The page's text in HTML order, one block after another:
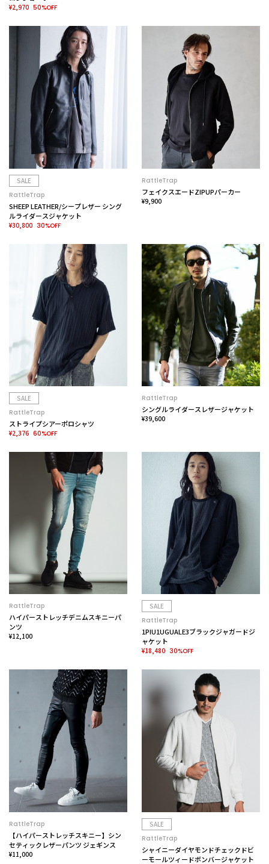
¥2,970 50%OFF
SALE
RattleTrap
SHEEP LEATHER/シープレザー シング
ルライダースジャケット
¥30,800 30%OFF
RattleTrap
フェイクスエードZIPUPパーカー
¥9,900
SALE
RattleTrap
ストライプシアーポロシャツ
¥2,376 60%OFF
RattleTrap
シングルライダースレザージャケット
¥39,600
RattleTrap
ハイパーストレッチデニムスキニーパ
ンツ
¥12,100
SALE
RattleTrap
1PIU1UGUALE3ブラックジャガードジ
ャケット
¥18,480 30%OFF
RattleTrap
【ハイパーストレッチスキニー】シン
セティックレザーパンツ ジェギンス
¥11,000
SALE
RattleTrap
シャイニーダイヤモンドチェックドビ
ーモールツィードボンバージャケット